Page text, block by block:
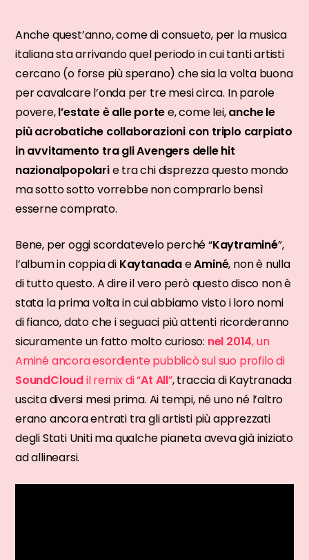
Anche quest’anno, come di consueto, per la musica
italiana sta arrivando quel periodo in cui tanti artisti
cercano (o forse più sperano) che sia la volta buona
per cavalcare l’onda per tre mesi circa. In parole
povere,l’estate è alle portee, come lei,anche le
più acrobatiche collaborazioni con triplo carpiato
in avvitamento tra gli Avengers delle hit
nazionalpopolarie tra chi disprezza questo mondo
ma sotto sotto vorrebbe non comprarlo bensì
esserne comprato.
Bene, per oggi scordatevelo perché “Kaytraminé”,
l’album in coppia di KaytanadaeAminé, non è nulla
di tutto questo. A dire il vero però questo disco non è
stata la prima volta in cui abbiamo visto i loro nomi
di fianco, dato che i seguaci più attenti ricorderanno
sicuramente un fatto molto curioso: nel 2014, un
Aminé ancora esordiente pubblicò sul suo profilo di
SoundCloudil remix di “At All”, traccia di Kaytranada
uscita diversi mesi prima. Ai tempi, né uno né l’altro
erano ancora entrati tra gli artisti più apprezzati
degli Stati Uniti ma qualche pianeta aveva già iniziato
ad allinearsi.